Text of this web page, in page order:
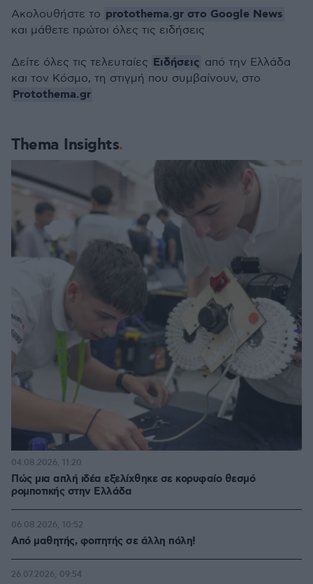
Thema Insights
Πώς μια απλή ιδέα εξελίχθηκε σε κορυφαίο θεσμό
ρομποτικής στην Ελλάδα
04.08.2026, 11:20
Από μαθητής, φοιτητής σε άλλη πόλη!
06.08.2026, 10:52
26.07.2026, 09:54
Ακολουθήστε το protothema.gr στο Google News
και μάθετε πρώτοι όλες τις ειδήσεις
Δείτε όλες τις τελευταίες Ειδήσεις από την Ελλάδα
και τον Κόσμο, τη στιγμή που συμβαίνουν, στο
Protothema.gr